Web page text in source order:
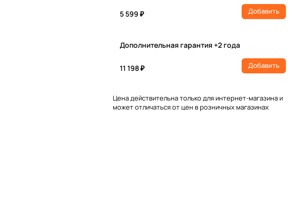
5 599 ₽ Добавить
Дополнительная гарантия +2 года
11 198 ₽ Добавить
Цена действительна только для интернет-магазина и
может отличаться от цен в розничных магазинах